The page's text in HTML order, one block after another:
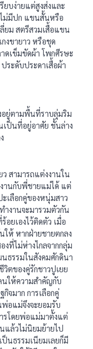
บง่ายแต่สูงส่งและ
ไม่มีปก แขนสั้นหรือ
ยม สตรีสวมเสื้อแขน
งขายาว หรือชุด
ดเข็มขัดผ้า โพกศีรษะ
ระดับประดาเสื้อผ้า
ยู่ตามพื้นที่ราบลุ่มริม
เป็นที่อยู่อาศัย ชั้นล่าง
สามารถแต่งงานใน
านกับพี่ชายแม่ได้ แต่
เลือกคู่ของหนุ่มสาว
ำงานจะมารวมตัวกัน
อยเองไว้ติดตัว เมื่อ
ให้ หากฝ่ายชายตกลง
งที่ไม่ห่างไกลจากกลุ่ม
ธรรมในสังคมศักดินา
วิตของคู่รักชาวปูเยย
นให้ความสำคัญกับ
จมาก การเลือกคู่
อแม่จึงจะยอมรับ
ารโดยพ่อแม่มาตั้งแต่
แล้วไม่นิยมย้ายไป
นธรรมเนียมเลยก็มี